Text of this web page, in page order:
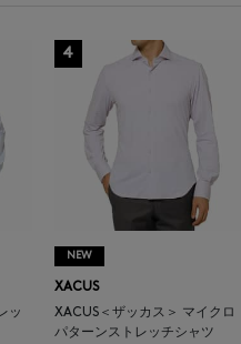
ッ
4
NEW
XACUS
XACUS＜ザッカス＞ マイクロ
パターンストレッチシャツ